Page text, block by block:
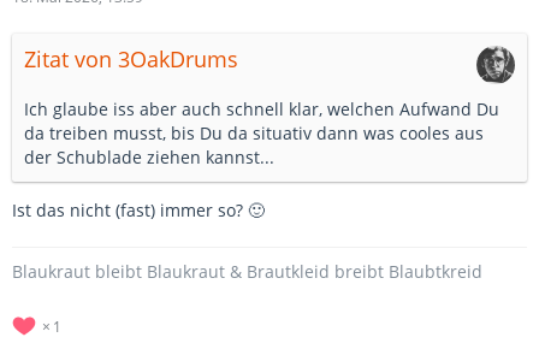
Zitat von 3OakDrums
Ich glaube iss aber auch schnell klar, welchen Aufwand Du
da treiben musst, bis Du da situativ dann was cooles aus
der Schublade ziehen kannst...
Ist das nicht (fast) immer so? 🙂
Blaukraut bleibt Blaukraut & Brautkleid breibt Blaubtkreid
1